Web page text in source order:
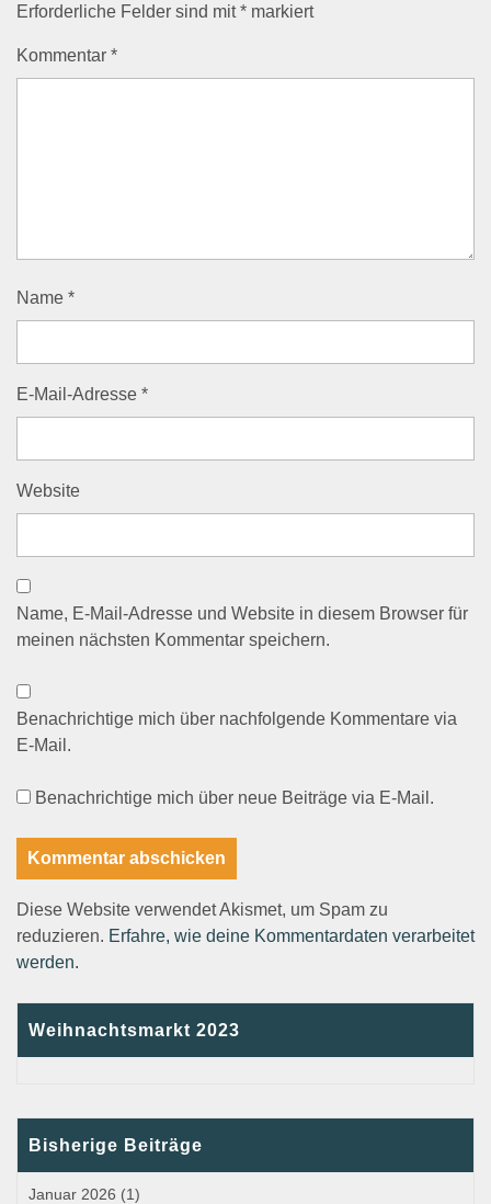
Erforderliche Felder sind mit* markiert
Kommentar *
Name *
E-Mail-Adresse *
Website
Name, E-Mail-Adresse und Website in diesem Browser für
meinen nächsten Kommentar speichern.
Benachrichtige mich über nachfolgende Kommentare via
E-Mail.
Benachrichtige mich über neue Beiträge via E-Mail.
Diese Website verwendet Akismet, um Spam zu
reduzieren. Erfahre, wie deine Kommentardaten verarbeitet
werden.
Weihnachtsmarkt 2023
Bisherige Beiträge
Januar 2026 (1)